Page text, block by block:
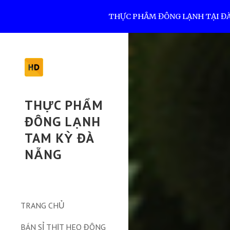
THỰC PHẨM ĐÔNG LẠNH TẠI
THỰC PHẨM
ĐÔNG LẠNH
TAM KỲ ĐÀ
NẴNG
TRANG CHỦ
BÁN SỈ THỊT HEO ĐÔNG